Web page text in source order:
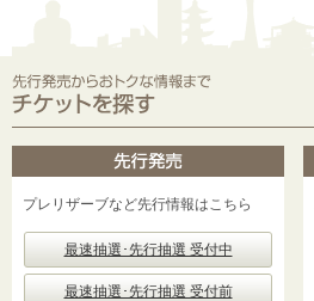
プレリザーブなど先行情報はこちら
最速抽選･先行抽選 受付中
最速抽選･先行抽選 受付前